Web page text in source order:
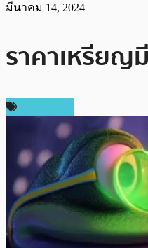
มีนาคม 14, 2024
ราคาเหรียญ